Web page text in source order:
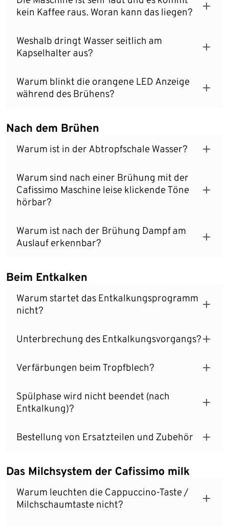
kein Kaffee raus. Woran kann das liegen?
Weshalb dringt Wasser seitlich am
Kapselhalter aus?
Warum blinkt die orangene LED Anzeige
während des Brühens?
Nach dem Brühen
Warum ist in der Abtropfschale Wasser?
Warum sind nach einer Brühung mit der
Cafissimo Maschine leise klickende Töne
hörbar?
Warum ist nach der Brühung Dampf am
Auslauf erkennbar?
Beim Entkalken
Warum startet das Entkalkungsprogramm
nicht?
Unterbrechung des Entkalkungsvorgangs?
Verfärbungen beim Tropfblech?
Spülphase wird nicht beendet (nach
Entkalkung)?
Bestellung von Ersatzteilen und Zubehör
Das Milchsystem der Cafissimo milk
Warum leuchten die Cappuccino-Taste /
Milchschaumtaste nicht?